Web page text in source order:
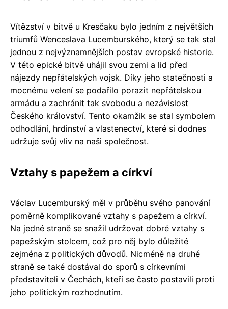
Vítězství v bitvě u Kresčaku bylo jedním z největších
triumfů Wenceslava Lucemburského, který se tak stal
jednou z nejvýznamnějších postav evropské historie.
V této epické bitvě uhájil svou zemi a lid před
nájezdy nepřátelských vojsk. Díky jeho statečnosti a
mocnému velení se podařilo porazit nepřátelskou
armádu a zachránit tak svobodu a nezávislost
Českého království. Tento okamžik se stal symbolem
odhodlání, hrdinství a vlastenectví, které si dodnes
udržuje svůj vliv na naši společnost.
Vztahy s papežem a církví
Václav Lucemburský měl v průběhu svého panování
poměrně komplikované vztahy s papežem a církví.
Na jedné straně se snažil udržovat dobré vztahy s
papežským stolcem, což pro něj bylo důležité
zejména z politických důvodů. Nicméně na druhé
straně se také dostával do sporů s církevními
představiteli v Čechách, kteří se často postavili proti
jeho politickým rozhodnutím.